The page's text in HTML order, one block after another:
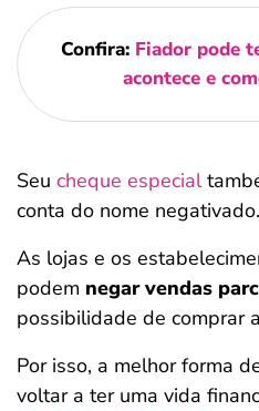
Confira: Fiador pode
acontece e
Seu cheque especial
conta do nome negativado.
As lojas e os
podem negar vendas
possibilidade de comprar
Por isso, a melhor forma
voltar a ter uma vida